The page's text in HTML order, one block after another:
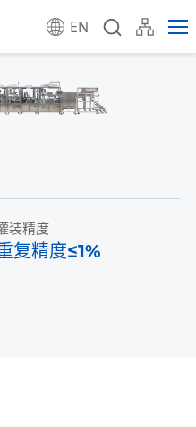
EN
装精度
复精度≤1%